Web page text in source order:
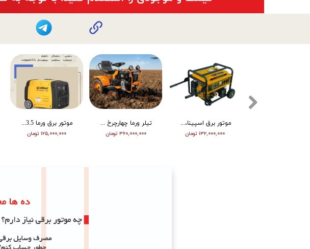
موتور برق ورما 3.5 کیلووات سایلنت اینورتر ریموت دار VM6500i
۱۲۵,۰۰۰,۰۰۰ تومان
تیلر ورما چهارچرخ (مینی تراکتور) ، دیزل ، چرخ بزرگ ، دوچراغ، استارت vm001
۳۶۰,۰۰۰,۰۰۰ تومان
موتور برق اسپینا، تکفاز 8 کیلو وات، ATS دار مدل SP18000E
۱۳۲,۰۰۰,۰۰۰ تومان